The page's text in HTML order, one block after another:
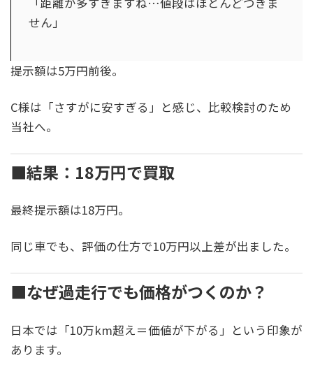
せん」
提示額は5万円前後。
C様は「さすがに安すぎる」と感じ、比較検討のため
当社へ。
■結果：18万円で買取
最終提示額は18万円。
同じ車でも、評価の仕方で10万円以上差が出ました。
■なぜ過走行でも価格がつくのか？
日本では「10万km超え＝価値が下がる」という印象が
あります。